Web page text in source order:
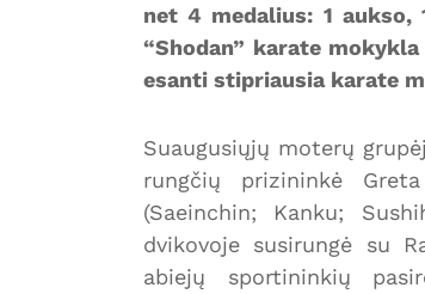
net 4 medalius: 1 aukso,
“Shodan” karate
esanti stipriausia karate
Suaugusiųjų moterų
rungčių prizininkė
(Saeinchin; Kanku;
dvikovoje susirungė su
abiejų sportininkių